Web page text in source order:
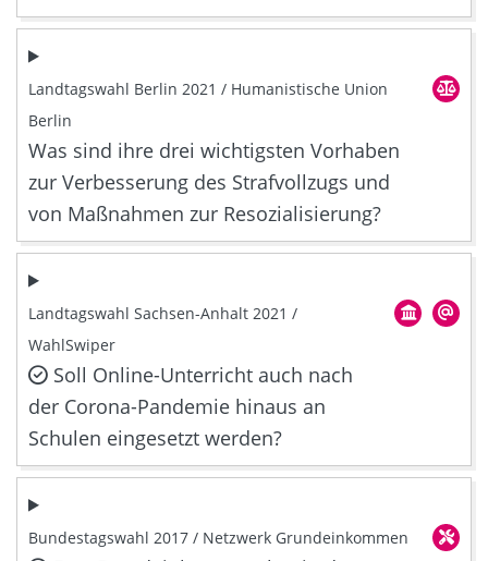
Landtagswahl Berlin 2021 / Humanistische Union
Berlin
Was sind ihre drei wichtigsten Vorhaben
zur Verbesserung des Strafvollzugs und
von Maßnahmen zur Resozialisierung?
Landtagswahl Sachsen-Anhalt 2021 /
WahlSwiper
Soll Online-Unterricht auch nach
der Corona-Pandemie hinaus an
Schulen eingesetzt werden?
Bundestagswahl 2017 / Netzwerk Grundeinkommen